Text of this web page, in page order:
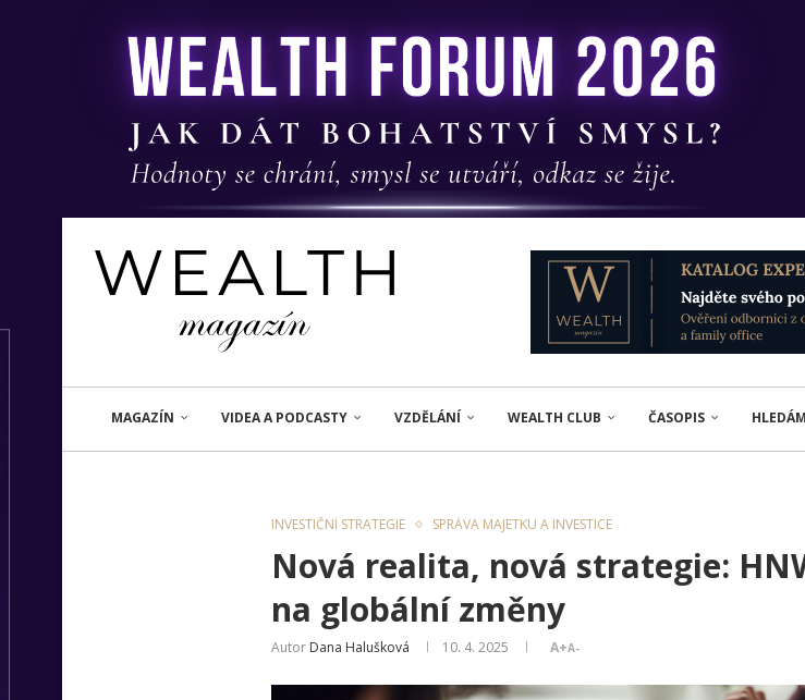
MAGAZÍN VIDEA A PODCASTY VZDĚLÁNÍ WEALTH CLUB ČASOPIS
INVESTIČNÍ STRATEGIE SPRÁVA MAJETKU A INVESTICE
Nová realita, nová strategie:
na globální změny
Autor Dana Halušková 10. 4. 2025 A+A-